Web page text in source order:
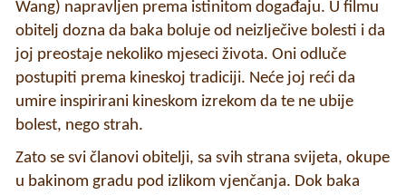
Wang) napravljen prema istinitom događaju. U filmu
obitelj dozna da baka boluje od neizlječive bolesti i da
joj preostaje nekoliko mjeseci života. Oni odluče
postupiti prema kineskoj tradiciji. Neće joj reći da
umire inspirirani kineskom izrekom da te ne ubije
bolest, nego strah.
Zato se svi članovi obitelji, sa svih strana svijeta, okupe
u bakinom gradu pod izlikom vjenčanja. Dok baka